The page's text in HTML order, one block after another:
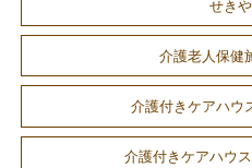
せき
介護老人保
介護付きケアハ
介護付きケアハウ